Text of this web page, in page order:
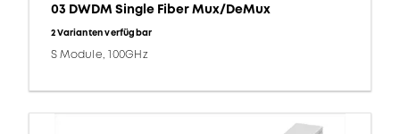
03 DWDM Single Fiber Mux/DeMux
2 Varianten verfügbar
S Module, 100GHz